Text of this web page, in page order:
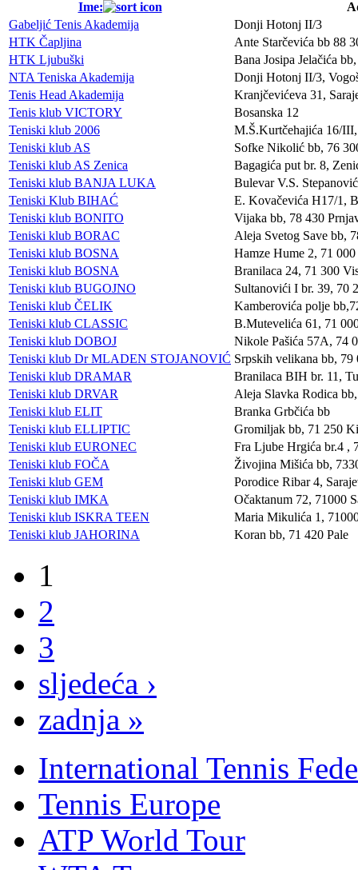
Ime:
Gabeljić Tenis Akademija
Donji Hotonj II/3
HTK Čapljina
Ante Starčevića bb 88
HTK Ljubuški
Bana Josipa Jelačića
NTA Teniska Akademija
Donji Hotonj II/3,
Tenis Head Akademija
Kranjčevićeva 31,
Tenis klub VICTORY
Bosanska 12
Teniski klub 2006
M.Š.Kurtčehajića 16/
Teniski klub AS
Sofke Nikolić bb, 76
Teniski klub AS Zenica
Bagagića put br. 8,
Teniski klub BANJA LUKA
Bulevar V.S.
Teniski Klub BIHAĆ
E. Kovačevića H17/1,
Teniski klub BONITO
Vijaka bb, 78 430
Teniski klub BORAC
Aleja Svetog Save bb,
Teniski klub BOSNA
Hamze Hume 2, 71 000
Teniski klub BOSNA
Branilaca 24, 71 300
Teniski klub BUGOJNO
Sultanovići I br. 39, 70
Teniski klub ČELIK
Kamberovića polje
Teniski klub CLASSIC
B.Mutevelića 61, 71
Teniski klub DOBOJ
Nikole Pašića 57A, 74
Teniski klub Dr MLADEN STOJANOVIĆ Srpskih velikana bb, 79
Teniski klub DRAMAR
Branilaca BIH br. 11,
Teniski klub DRVAR
Aleja Slavka Rodica
Teniski klub ELIT
Branka Grbčića bb
Teniski klub ELLIPTIC
Gromiljak bb, 71 250
Teniski klub EURONEC
Fra Ljube Hrgića br.4 ,
Teniski klub FOČA
Živojina Mišića bb,
Teniski klub GEM
Porodice Ribar 4,
Teniski klub IMKA
Očaktanum 72, 71000
Teniski klub ISKRA TEEN
Maria Mikulića 1,
Teniski klub JAHORINA
Koran bb, 71 420 Pale
1
2
3
sljedeća ›
zadnja »
International Tennis
Tennis Europe
ATP World Tour